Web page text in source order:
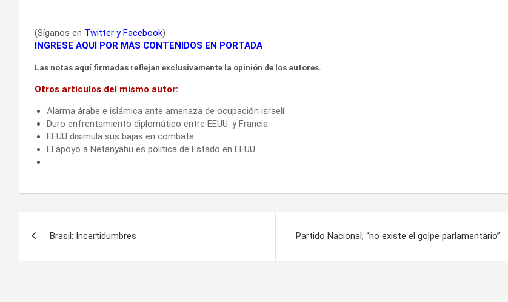
(Síganos en Twitter yFacebook)
INGRESE AQUÍ POR MÁS CONTENIDOS EN PORTADA
Las notas aquí firmadas reflejan exclusivamente la opinión de los autores.
Otros artículos del mismo autor:
Alarma árabe e islámica ante amenaza de ocupación israelí
Duro enfrentamiento diplomático entre EEUU. y Francia
EEUU disimula sus bajas en combate
El apoyo a Netanyahu es política de Estado en EEUU
Brasil: Incertidumbres Partido Nacional; “no existe el golpe parlamentario”